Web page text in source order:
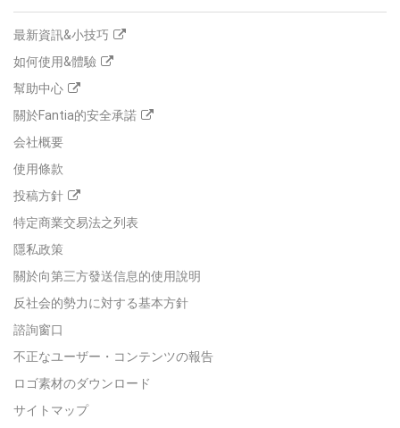
最新資訊&小技巧
如何使用&體驗
幫助中心
關於Fantia的安全承諾
会社概要
使用條款
投稿方針
特定商業交易法之列表
隱私政策
關於向第三方發送信息的使用說明
反社会的勢力に対する基本方針
諮詢窗口
不正なユーザー・コンテンツの報告
ロゴ素材のダウンロード
サイトマップ